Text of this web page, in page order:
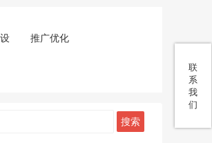
联
系
我
们
推广优化